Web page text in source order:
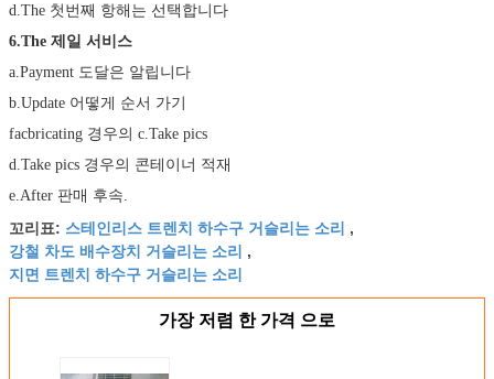
d.The 첫번째 항해는 선택합니다
6.The 제일 서비스
a.Payment 도달은 알립니다
b.Update 어떻게 순서 가기
facbricating 경우의 c.Take pics
d.Take pics 경우의 콘테이너 적재
e.After 판매 후속.
꼬리표: 스테인리스 트렌치 하수구 거슬리는 소리 ,
강철 차도 배수장치 거슬리는 소리 ,
지면 트렌치 하수구 거슬리는 소리
가장 저렴 한 가격 으로